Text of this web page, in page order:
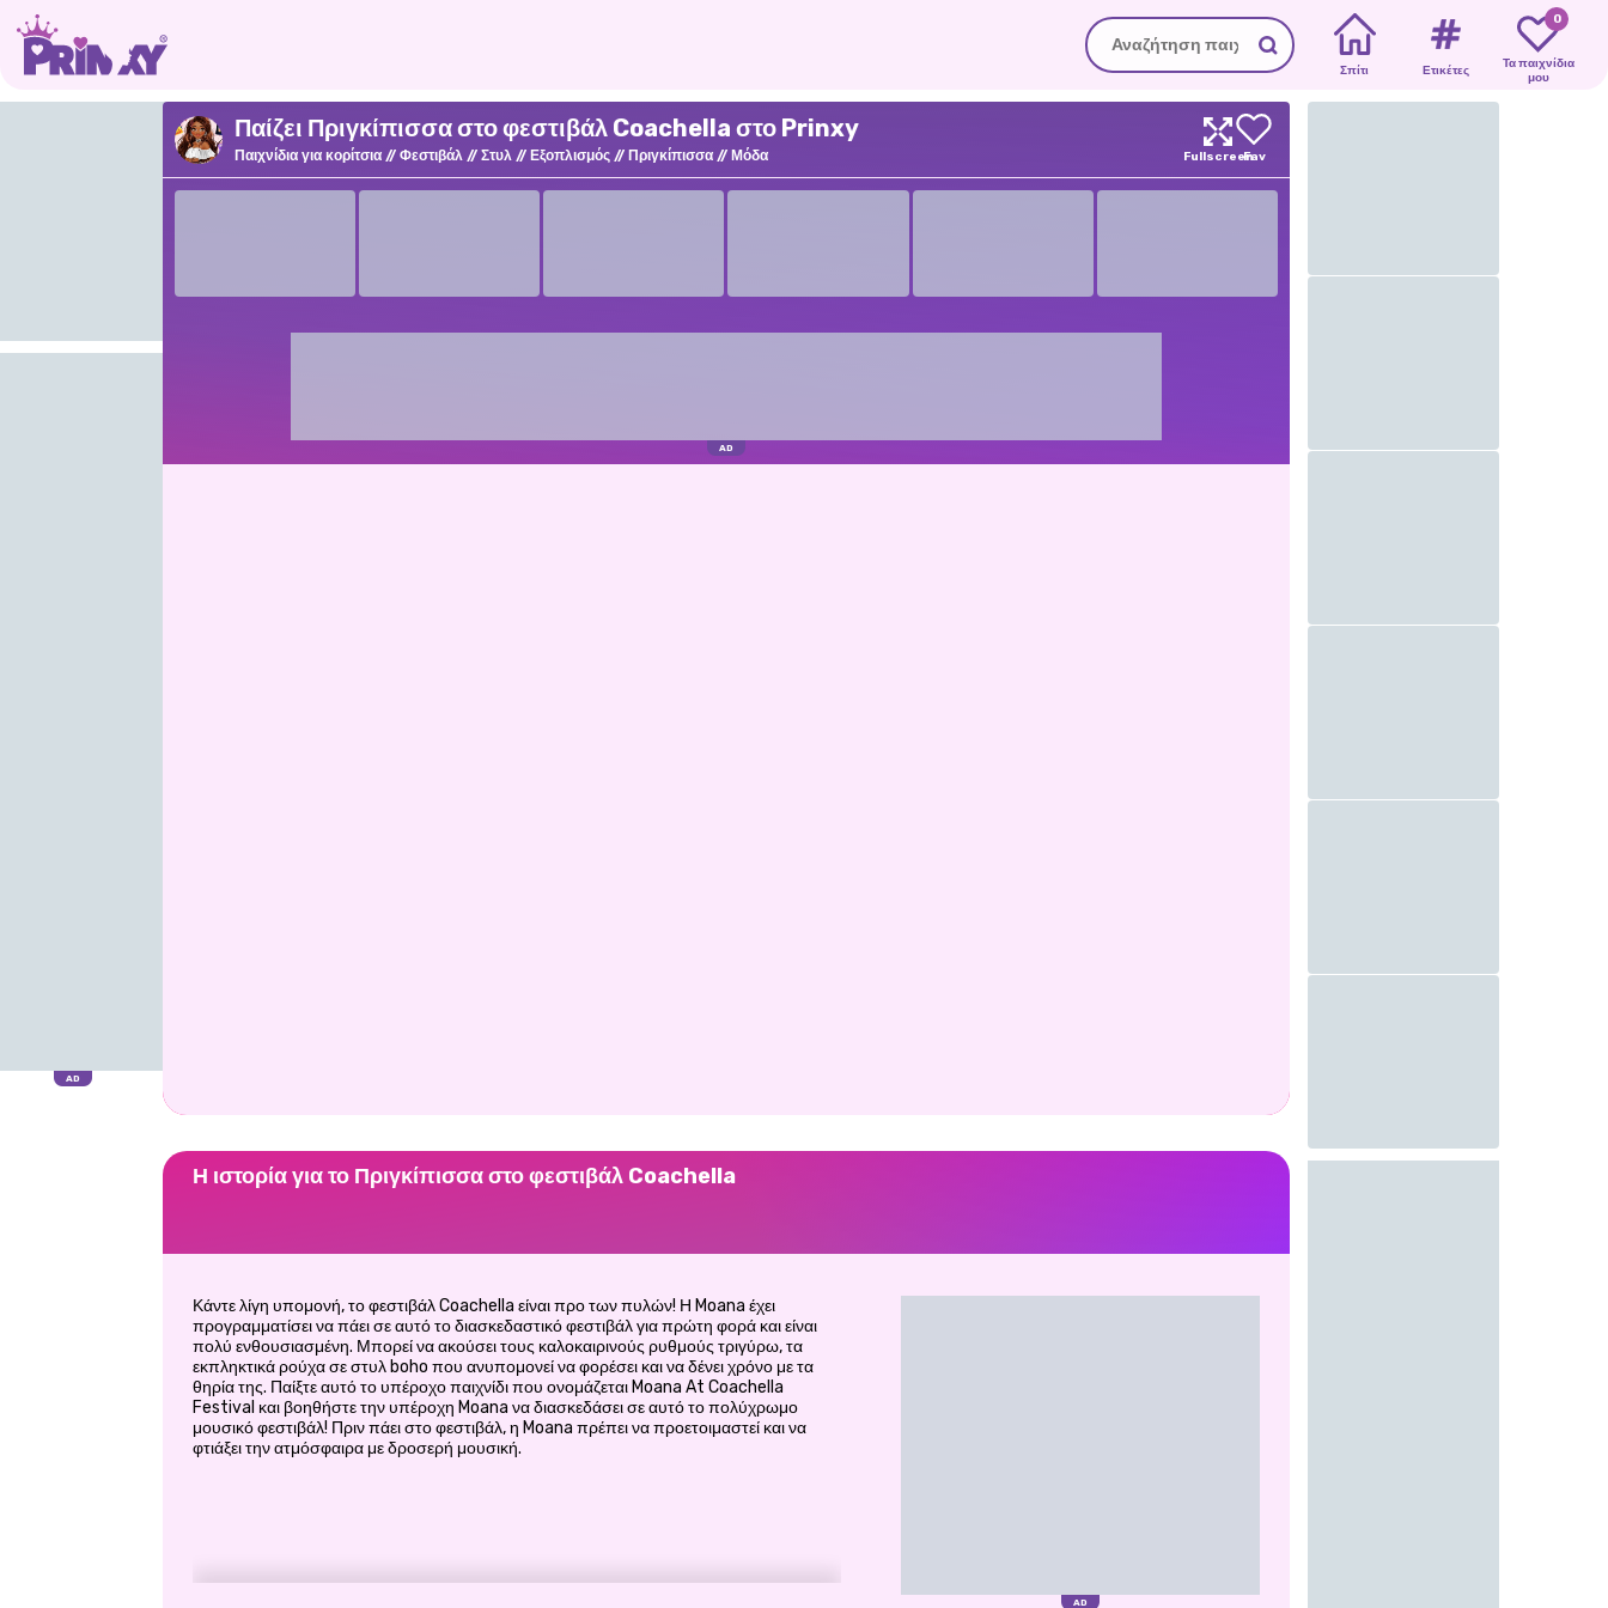
Σπίτι Ετικέτες
0
Τα παιχνίδια
μου
Παίζει Πριγκίπισσα στο φεστιβάλ Coachella στο Prinxy
Παιχνίδια για κορίτσια Φεστιβάλ Στυλ Εξοπλισμός Πριγκίπισσα Μόδα
Η ιστορία για το Πριγκίπισσα στο φεστιβάλ Coachella
Κάντε λίγη υπομονή, το φεστιβάλ Coachella είναι προ των πυλών! Η Moana έχει
προγραμματίσει να πάει σε αυτό το διασκεδαστικό φεστιβάλ για πρώτη φορά και είναι
πολύ ενθουσιασμένη. Μπορεί να ακούσει τους καλοκαιρινούς ρυθμούς τριγύρω, τα
εκπληκτικά ρούχα σε στυλ boho που ανυπομονεί να φορέσει και να δένει χρόνο με τα
θηρία της. Παίξτε αυτό το υπέροχο παιχνίδι που ονομάζεται Moana At Coachella
Festival και βοηθήστε την υπέροχη Moana να διασκεδάσει σε αυτό το πολύχρωμο
μουσικό φεστιβάλ! Πριν πάει στο φεστιβάλ, η Moana πρέπει να προετοιμαστεί και να
φτιάξει την ατμόσφαιρα με δροσερή μουσική.